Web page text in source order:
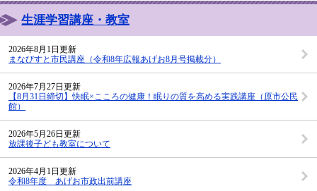
生涯学習講座・教室
2026年8月1日更新
まなびすと市民講座（令和8年広報あげお8月号掲載分）
2026年7月27日更新
【8月31日締切】快眠×こころの健康！眠りの質を高める実践講座（原市公民
館）
2026年5月26日更新
放課後子ども教室について
2026年4月1日更新
令和8年度 あげお市政出前講座